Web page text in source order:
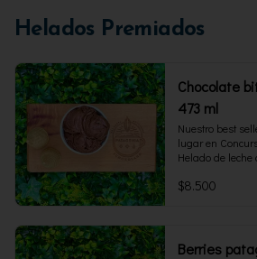
Helados Premiados
Chocolate
473 ml
Nuestro best
lugar en
Helado de leche
intensidad al
rinde 4  porciones.
$8.500
Berries